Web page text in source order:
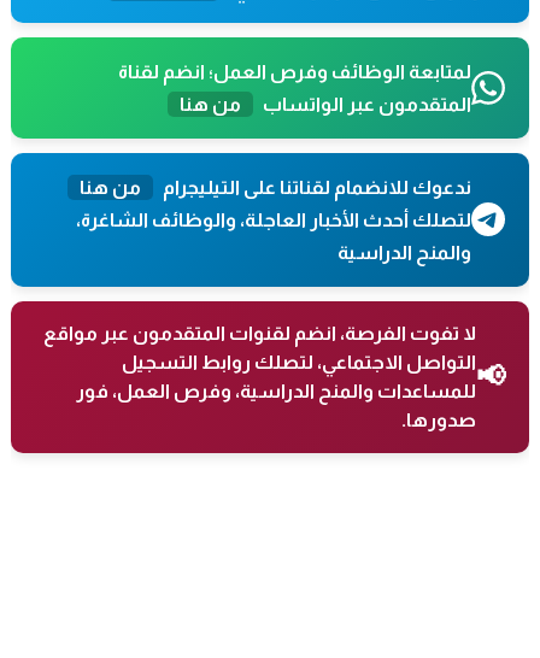
لمتابعة الوظائف وفرص العمل؛ انضم لقناة
المتقدمون عبر الواتساب
من هنا
ندعوك للانضمام لقناتنا على التيليجرام
من هنا
لتصلك أحدث الأخبار العاجلة، والوظائف الشاغرة،
والمنح الدراسية
📢
لا تفوت الفرصة، انضم لقنوات المتقدمون عبر مواقع
التواصل الاجتماعي، لتصلك روابط التسجيل
للمساعدات والمنح الدراسية، وفرص العمل، فور
صدورها.